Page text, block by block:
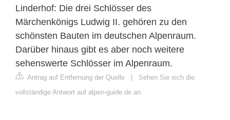
Linderhof: Die drei Schlösser des
Märchenkönigs Ludwig II. gehören zu den
schönsten Bauten im deutschen Alpenraum.
Darüber hinaus gibt es aber noch weitere
sehenswerte Schlösser im Alpenraum.
Antrag auf Entfernung der Quelle | Sehen Sie sich die
vollständige Antwort auf alpen-guide.de an